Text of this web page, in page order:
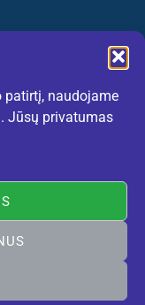
patirtį, naudojame
Jūsų privatumas
saugomos. Sukurta